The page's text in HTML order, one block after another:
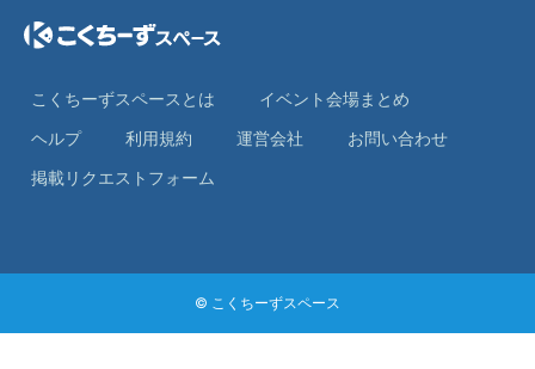
こくちーずスペースとは
イベント会場まとめ
ヘルプ
利⽤規約 運営会社
お問い合わせ
掲載リクエストフォーム
© こくちーずスペース